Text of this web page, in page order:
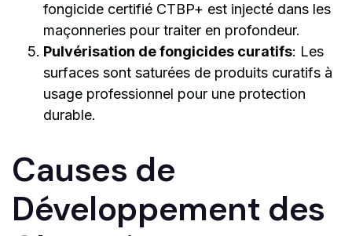
fongicide certifié CTBP+ est injecté dans les
maçonneries pour traiter en profondeur.
Pulvérisation de fongicides curatifs: Les
surfaces sont saturées de produits curatifs à
usage professionnel pour une protection
durable.
Cau­ses de
Développement des